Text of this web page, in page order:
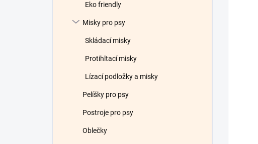
Eko friendly
Misky pro psy
Skládací misky
Protihltací misky
Lízací podložky a misky
Pelíšky pro psy
Postroje pro psy
Oblečky